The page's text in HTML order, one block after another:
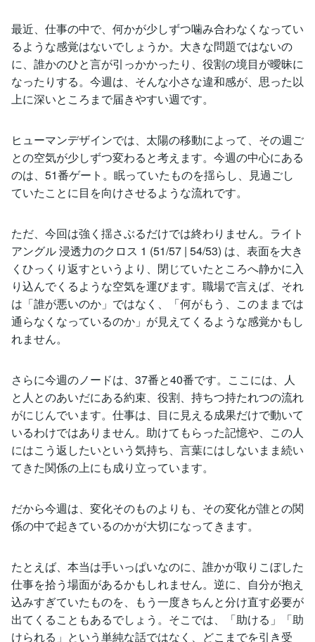
最近、仕事の中で、何かが少しずつ噛み合わなくなってい
るような感覚はないでしょうか。大きな問題ではないの
に、誰かのひと言が引っかかったり、役割の境目が曖昧に
なったりする。今週は、そんな小さな違和感が、思った以
上に深いところまで届きやすい週です。
ヒューマンデザインでは、太陽の移動によって、その週ご
との空気が少しずつ変わると考えます。今週の中心にある
のは、51番ゲート。眠っていたものを揺らし、見過ごし
ていたことに目を向けさせるような流れです。
ただ、今回は強く揺さぶるだけでは終わりません。ライト
アングル 浸透力のクロス 1 (51/57 | 54/53) は、表面を大き
くひっくり返すというより、閉じていたところへ静かに入
り込んでくるような空気を運びます。職場で言えば、それ
は「誰が悪いのか」ではなく、「何がもう、このままでは
通らなくなっているのか」が見えてくるような感覚かもし
れません。
さらに今週のノードは、37番と40番です。ここには、人
と人とのあいだにある約束、役割、持ちつ持たれつの流れ
がにじんでいます。仕事は、目に見える成果だけで動いて
いるわけではありません。助けてもらった記憶や、この人
にはこう返したいという気持ち、言葉にはしないまま続い
てきた関係の上にも成り立っています。
だから今週は、変化そのものよりも、その変化が誰との関
係の中で起きているのかが大切になってきます。
たとえば、本当は手いっぱいなのに、誰かが取りこぼした
仕事を拾う場面があるかもしれません。逆に、自分が抱え
込みすぎていたものを、もう一度きちんと分け直す必要が
出てくることもあるでしょう。そこでは、「助ける」「助
けられる」という単純な話ではなく、どこまでを引き受